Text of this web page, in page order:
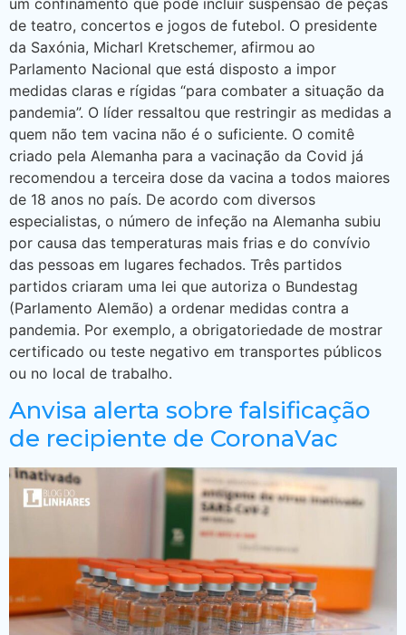
de teatro, concertos e jogos de futebol. O presidente
da Saxónia, Micharl Kretschemer, afirmou ao
Parlamento Nacional que está disposto a impor
medidas claras e rígidas “para combater a situação da
pandemia”. O líder ressaltou que restringir as medidas a
quem não tem vacina não é o suficiente. O comitê
criado pela Alemanha para a vacinação da Covid já
recomendou a terceira dose da vacina a todos maiores
de 18 anos no país. De acordo com diversos
especialistas, o número de infeção na Alemanha subiu
por causa das temperaturas mais frias e do convívio
das pessoas em lugares fechados. Três partidos
partidos criaram uma lei que autoriza o Bundestag
(Parlamento Alemão) a ordenar medidas contra a
pandemia. Por exemplo, a obrigatoriedade de mostrar
certificado ou teste negativo em transportes públicos
ou no local de trabalho.
Anvisa alerta sobre falsificação
de recipiente de CoronaVac